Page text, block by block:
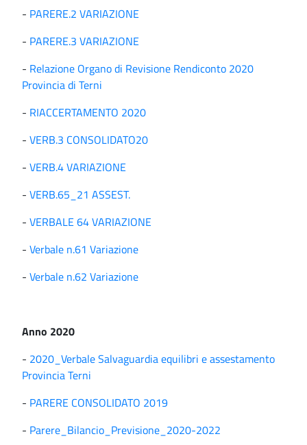
- PARERE.2 VARIAZIONE
- PARERE.3 VARIAZIONE
- Relazione Organo di Revisione Rendiconto 2020
Provincia di Terni
- RIACCERTAMENTO 2020
- VERB.3 CONSOLIDATO20
- VERB.4 VARIAZIONE
- VERB.65_21 ASSEST.
- VERBALE 64 VARIAZIONE
- Verbale n.61 Variazione
- Verbale n.62 Variazione
Anno 2020
- 2020_Verbale Salvaguardia equilibri e assestamento
Provincia Terni
- PARERE CONSOLIDATO 2019
- Parere_Bilancio_Previsione_2020-2022